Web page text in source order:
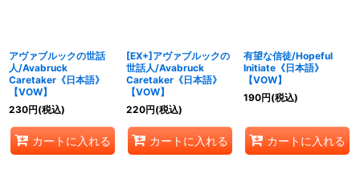
アヴァブルックの世話
人/Avabruck
Caretaker《日本語》
【VOW】
230円(税込)
カートに入れる
[EX+]アヴァブルックの
世話人/Avabruck
Caretaker《日本語》
【VOW】
220円(税込)
カートに入れる
有望な信徒/Hopeful
Initiate《日本語》
【VOW】
190円(税込)
カートに入れる